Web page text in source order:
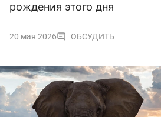
рождения этого дня
20 мая 2026 ОБСУДИТЬ